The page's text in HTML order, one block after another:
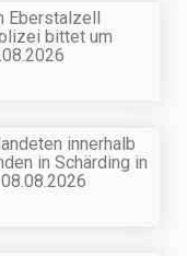
Eberstalzell
bittet um
innerhalb
in Schärding in